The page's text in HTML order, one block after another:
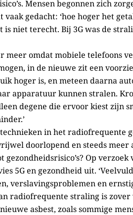
Mensen begonnen zich
vaak gedacht: ‘hoe hoger het
is niet terecht. Bij 3G was de
meer omdat mobiele telefoons
in de nieuwe zit een
hoger is, en meteen daarna
apparatuur kunnen stralen.
degene die ervoor kiest zijn
in het radiofrequente
doorlopend en steeds
gezondheidsrisico’s? Op
5G en gezondheid uit.
verslavingsproblemen en
radiofrequente straling is
asbest, zoals sommige